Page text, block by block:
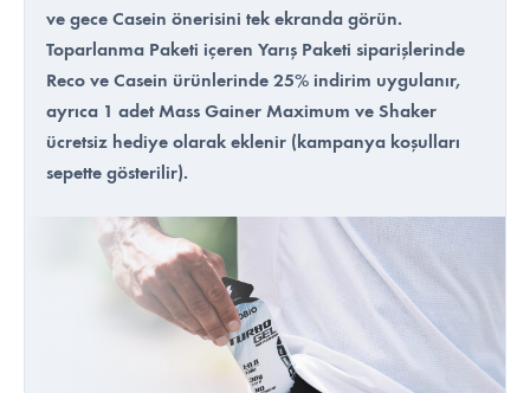
ve gece Casein önerisini tek ekranda görün.
Toparlanma Paketi içeren Yarış Paketi siparişlerinde
Reco ve Casein ürünlerinde 25% indirim uygulanır,
ayrıca 1 adet Mass Gainer Maximum ve Shaker
ücretsiz hediye olarak eklenir (kampanya koşulları
sepette gösterilir).